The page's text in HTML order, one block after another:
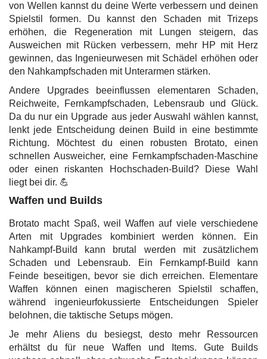
von Wellen kannst du deine Werte verbessern und deinen
Spielstil formen. Du kannst den Schaden mit Trizeps
erhöhen, die Regeneration mit Lungen steigern, das
Ausweichen mit Rücken verbessern, mehr HP mit Herz
gewinnen, das Ingenieurwesen mit Schädel erhöhen oder
den Nahkampfschaden mit Unterarmen stärken.
Andere Upgrades beeinflussen elementaren Schaden,
Reichweite, Fernkampfschaden, Lebensraub und Glück.
Da du nur ein Upgrade aus jeder Auswahl wählen kannst,
lenkt jede Entscheidung deinen Build in eine bestimmte
Richtung. Möchtest du einen robusten Brotato, einen
schnellen Ausweicher, eine Fernkampfschaden-Maschine
oder einen riskanten Hochschaden-Build? Diese Wahl
liegt bei dir. 💪
Waffen und Builds
Brotato macht Spaß, weil Waffen auf viele verschiedene
Arten mit Upgrades kombiniert werden können. Ein
Nahkampf-Build kann brutal werden mit zusätzlichem
Schaden und Lebensraub. Ein Fernkampf-Build kann
Feinde beseitigen, bevor sie dich erreichen. Elementare
Waffen können einen magischeren Spielstil schaffen,
während ingenieurfokussierte Entscheidungen Spieler
belohnen, die taktische Setups mögen.
Je mehr Aliens du besiegst, desto mehr Ressourcen
erhältst du für neue Waffen und Items. Gute Builds